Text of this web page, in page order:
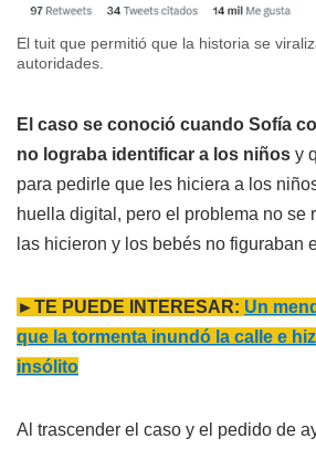
El tuit que permitió que la historia se
autoridades.
El caso se conoció cuando Sofía
no lograba identificar a los niños y
para pedirle que les hiciera a los
huella digital, pero el problema no se
las hicieron y los bebés no figuraban
►TE PUEDE INTERESAR: Un
que la tormenta inundó la calle e
insólito
Al trascender el caso y el pedido de